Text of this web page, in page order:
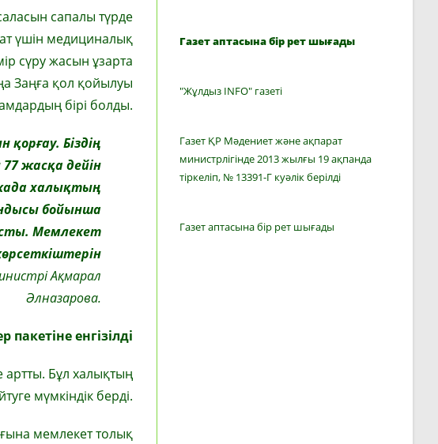
сапалы түрде
үшін медициналық
сүру жасын ұзарта
Заңға қол қойылуы
бірі болды.
Біздің
жасқа дейін
халықтың
бойынша
Мемлекет
Ақмарал
Әлназарова.
енгізілді
артты. Бұл халықтың
мүмкіндік берді.
мемлекет толық
Газет аптасына бір рет шығады
"Жұлдыз INFO" газеті
Газет ҚР Мәдениет және ақпарат
министрлігінде 2013 жылғы 19 ақпанда
тіркеліп, № 13391-Г куәлік берілді
Газет аптасына бір рет шығады